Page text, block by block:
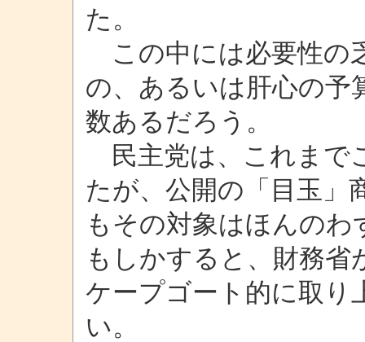
た。
この中には必要性の
の、あるいは肝心の予
数あるだろう。
民主党は、これまで
たが、公開の「目玉」
もその対象はほんの
もしかすると、財務
ケープゴート的に取り
い。